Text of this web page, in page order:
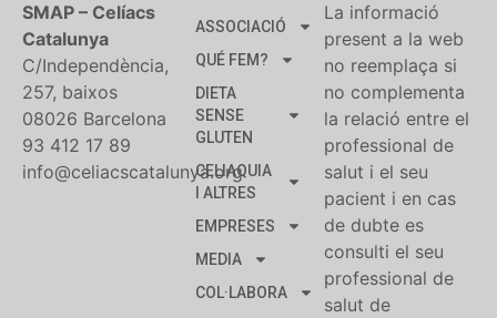
SMAP – Celíacs
Catalunya
C/Independència,
257, baixos
08026 Barcelona
93 412 17 89
info@celiacscatalunya.org
ASSOCIACIÓ
QUÉ FEM?
DIETA
SENSE
GLUTEN
CELIAQUIA
I ALTRES
EMPRESES
MEDIA
COL·LABORA
La informació
present a la web
no reemplaça si
no complementa
la relació entre el
professional de
salut i el seu
pacient i en cas
de dubte es
consulti el seu
professional de
salut de